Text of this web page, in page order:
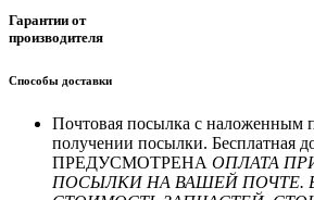
Гарантии от
производителя
Способы доставки
Почтовая посылка с наложенным
получении посылки. Бесплатная
ПРЕДУСМОТРЕНА ОПЛАТА
ПОСЫЛКИ НА ВАШЕЙ ПОЧТЕ.